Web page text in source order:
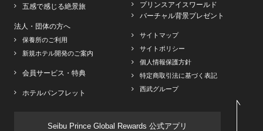
五感で感じる絶景旅
法人・団体の方へ
保養所のご利用
新規ホテル開発のご案内
会員サービス・特典
ホテルパンフレット
プリンスアイスワールド
バーチャル背景プレゼント
サイトマップ
サイトポリシー
個人情報保護方針
特定商取引法に基づく表記
西武グループ
Seibu Prince Global Rewards 公式アプリ